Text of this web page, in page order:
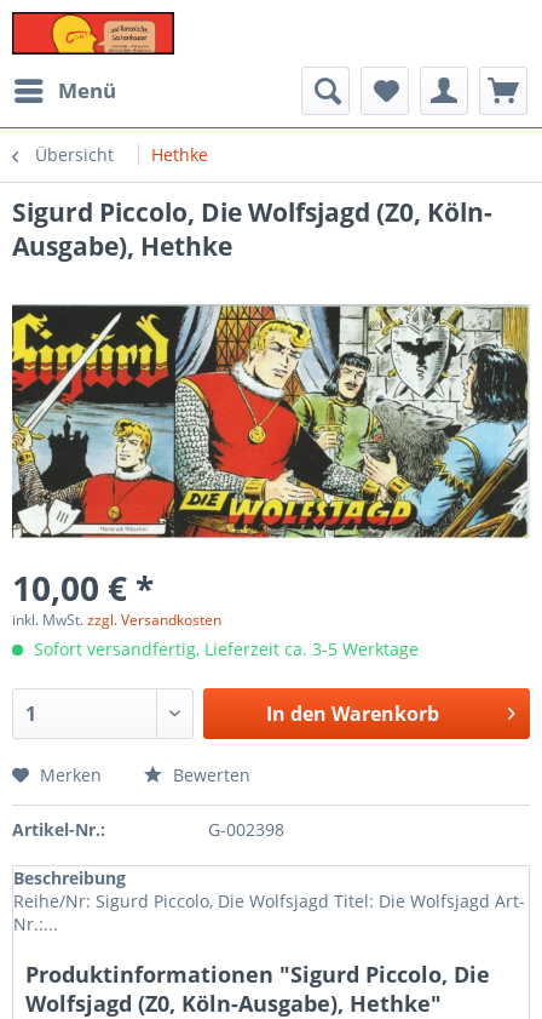
Menü
Übersicht Hethke
Sigurd Piccolo, Die Wolfsjagd (Z0, Köln-
Ausgabe), Hethke
10,00 € *
inkl. MwSt.zzgl. Versandkosten
Sofort versandfertig, Lieferzeit ca. 3-5 Werktage
In den Warenkorb
Merken Bewerten
Artikel-Nr.: G-002398
Beschreibung
Reihe/Nr: Sigurd Piccolo, Die Wolfsjagd Titel: Die Wolfsjagd Art-
Nr.:...
Produktinformationen "Sigurd Piccolo, Die
Wolfsjagd (Z0, Köln-Ausgabe), Hethke"